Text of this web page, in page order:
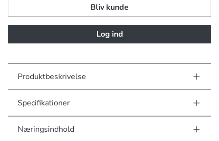
Bliv kunde
Log ind
Produktbeskrivelse
Specifikationer
Næringsindhold